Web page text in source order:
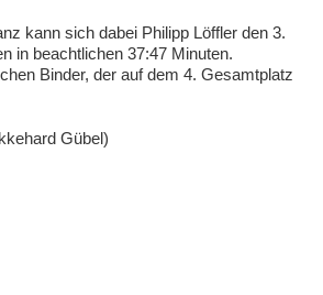
kann sich dabei Philipp Löffler den 3.
in beachtlichen 37:47 Minuten.
Binder, der auf dem 4. Gesamtplatz
Gübel)